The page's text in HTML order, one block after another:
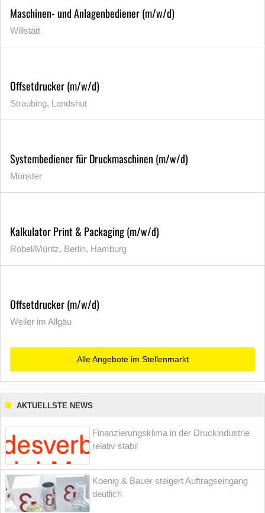
Maschinen- und Anlagenbediener (m/w/d)
Willstätt
Offsetdrucker (m/w/d)
Straubing, Landshut
Systembediener für Druckmaschinen (m/w/d)
Münster
Kalkulator Print & Packaging (m/w/d)
Röbel/Müritz, Berlin, Hamburg
Offsetdrucker (m/w/d)
Weiler im Allgäu
Alle Angebote im Stellenmarkt
AKTUELLSTE NEWS
Finanzierungsklima in der Druckindustrie
relativ stabil
Koenig & Bauer steigert Auftragseingang
deutlich